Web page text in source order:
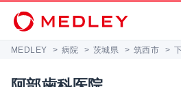
MEDLEY > 病院 > 茨城県 > 筑西市 >